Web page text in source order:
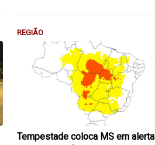
REGIÃO
Tempestade coloca MS em alerta